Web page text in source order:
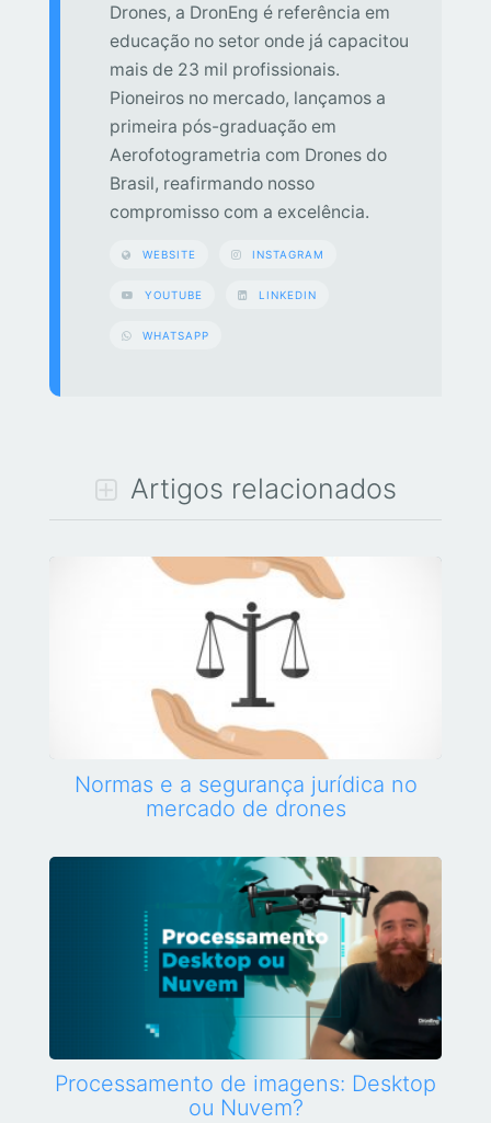
Drones, a DronEng é referência em
educação no setor onde já capacitou
mais de 23 mil profissionais.
Pioneiros no mercado, lançamos a
primeira pós-graduação em
Aerofotogrametria com Drones do
Brasil, reafirmando nosso
compromisso com a excelência.
WEBSITE INSTAGRAM
YOUTUBE LINKEDIN
WHATSAPP
Artigos relacionados
Normas e a segurança jurídica no
mercado de drones
Processamento de imagens: Desktop
ou Nuvem?